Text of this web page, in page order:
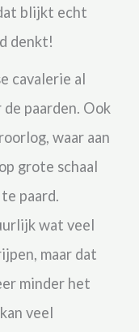
blijkt echt
denkt!
cavalerie al
paarden. Ook
waar aan
grote schaal
paard.
wat veel
maar dat
minder het
veel